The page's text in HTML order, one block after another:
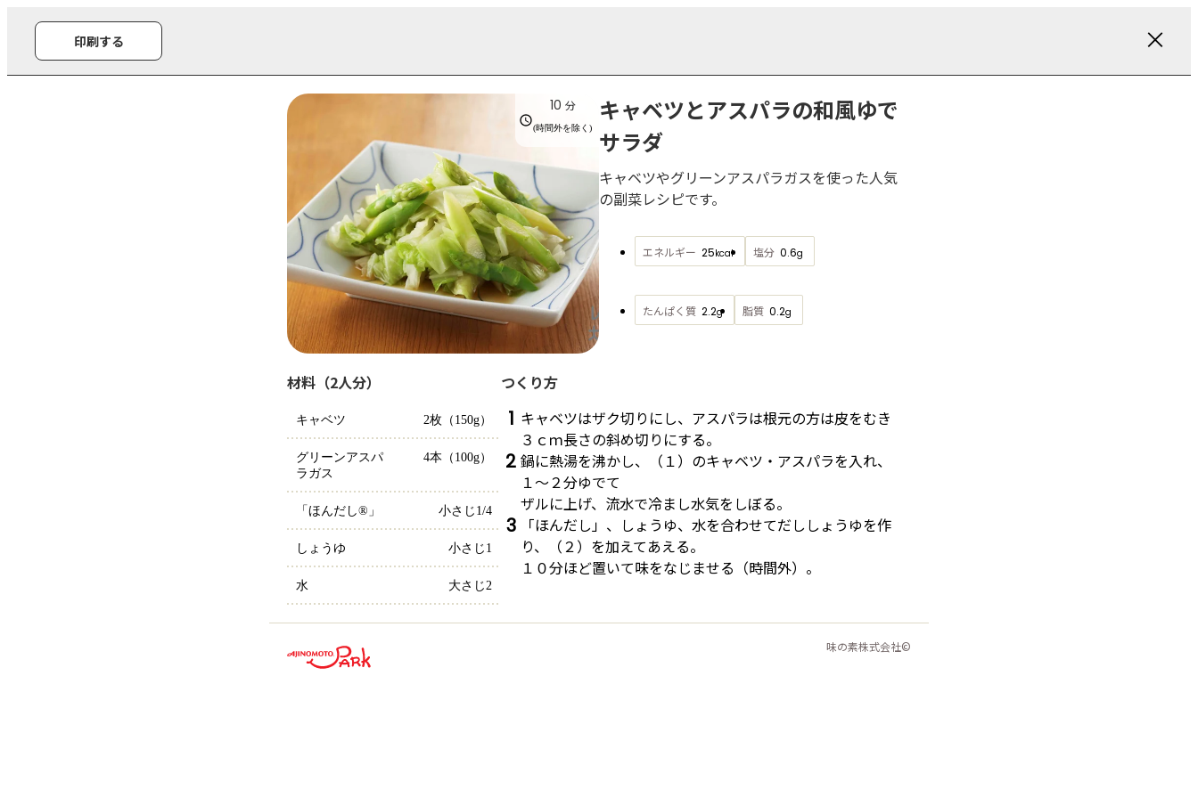
印刷する
10 分
(時間外を除く)
キャベツとアスパラの和風ゆで
サラダ
キャベツやグリーンアスパラガスを使った人気
の副菜レシピです。
エネルギー 25kcal 塩分 0.6g
たんぱく質 2.2g 脂質 0.2g
材料（2人分）
キャベツ 2枚（150g）
グリーンアスパ
ラガス
4本（100g）
「ほんだし®」 小さじ1/4
しょうゆ 小さじ1
水 大さじ2
つくり方
1 キャベツはザク切りにし、アスパラは根元の方は皮をむき
３ｃｍ長さの斜め切りにする。
2 鍋に熱湯を沸かし、（１）のキャベツ・アスパラを入れ、
１～２分ゆでて
ザルに上げ、流水で冷まし水気をしぼる。
3
「ほんだし」、しょうゆ、水を合わせてだししょうゆを作
り、（２）を加えてあえる。
１０分ほど置いて味をなじませる（時間外）。
味の素株式会社©